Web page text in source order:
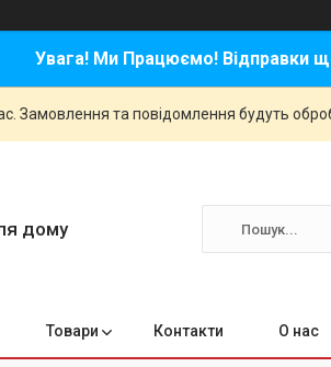
Увага! Ми Працюємо! Відправки
Замовлення та повідомлення будуть
дому
Товари Контакти О нас